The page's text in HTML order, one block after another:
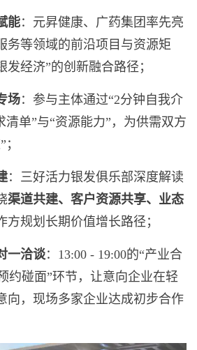
能：元昇健康、广药集团率先亮
务等领域的前沿项目与资源矩
发经济”的创新融合路径；
场：参与主体通过“2分钟自我介
清单”与“资源能力”，为供需双方
：三好活力银发俱乐部深度解读
渠道共建、客户资源共享、业态
方规划长期价值增长路径；
一洽谈：13:00 - 19:00的“产业合
约碰面”环节，让意向企业在轻
向，现场多家企业达成初步合作